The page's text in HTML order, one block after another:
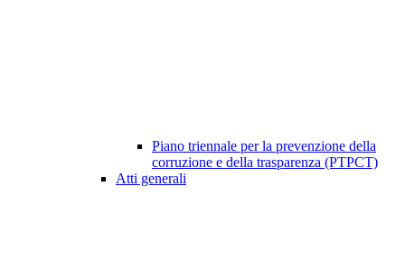
Piano triennale per la prevenzione della
corruzione e della trasparenza (PTPCT)
Atti generali